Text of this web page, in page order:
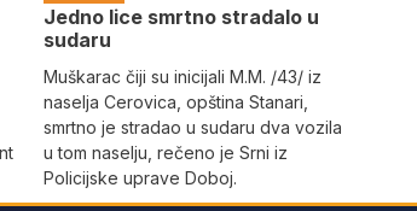
Јedno lice smrtno stradalo u
sudaru
Muškarac čiji su inicijali M.M. /43/ iz
naselja Cerovica, opština Stanari,
smrtno je stradao u sudaru dva vozila
u tom naselju, rečeno je Srni iz
Policijske uprave Doboj.